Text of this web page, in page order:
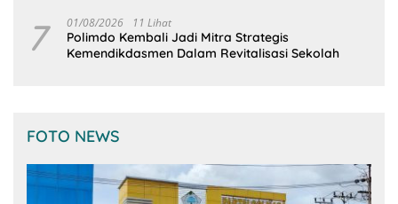
7 01/08/2026 11 Lihat
Polimdo Kembali Jadi Mitra Strategis
Kemendikdasmen Dalam Revitalisasi Sekolah
FOTO NEWS